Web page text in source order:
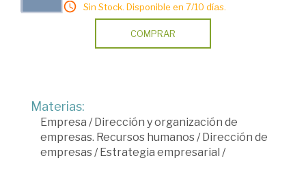
Sin Stock. Disponible en 7/10 días.
COMPRAR
Materias:
Empresa /Dirección y organización de
empresas. Recursos humanos /Dirección de
empresas /Estrategia empresarial /